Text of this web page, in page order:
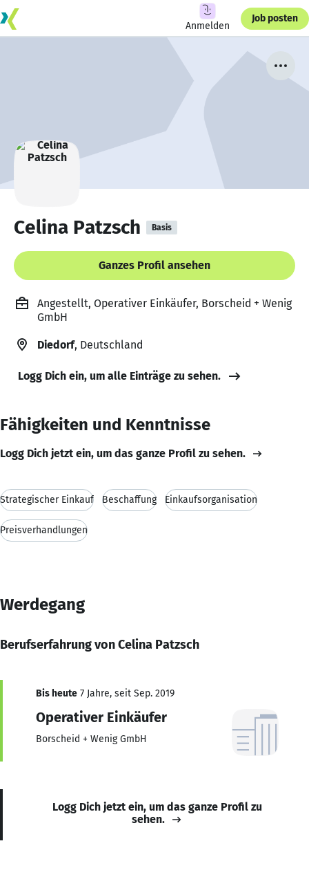
Anmelden
Job posten
Celina Patzsch Basis
Ganzes Profil ansehen
Angestellt, Operativer Einkäufer, Borscheid + Wenig
GmbH
Diedorf, Deutschland
Logg Dich ein, um alle Einträge zu sehen.
Fähigkeiten und Kenntnisse
Logg Dich jetzt ein, um das ganze Profil zu sehen.
Strategischer Einkauf Beschaffung Einkaufsorganisation
Preisverhandlungen
Werdegang
Berufserfahrung von Celina Patzsch
Bis heute 7 Jahre, seit Sep. 2019
Operativer Einkäufer
Borscheid + Wenig GmbH
Logg Dich jetzt ein, um das ganze Profil zu
sehen.